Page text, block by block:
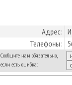
Адрес:
Телефоны:
Сообщите нам обязательно,
если есть ошибка: